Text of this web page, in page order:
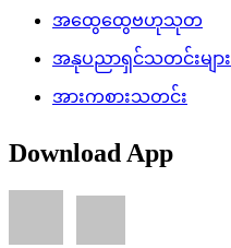
အထွေထွေဗဟုသုတ
အနုပညာရှင်သတင်းများ
အားကစားသတင်း
Download App